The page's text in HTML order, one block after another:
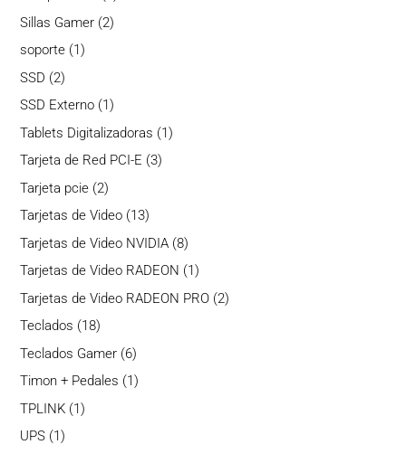
Sillas Gamer 22
soporte 1 1
SSD 22
productos
SSD Externo 1 1
producto
Tablets Digitalizadoras 11
Tarjeta de Red PCI-E 33
Tarjeta pcie 22
productos
Tarjetas de Video 1313
productos
Tarjetas de Video NVIDIA 88
productos
Tarjetas de Video RADEON 1 1
producto
Tarjetas de Video RADEON PRO 22
Teclados 1818
productos
Teclados Gamer 66
productos
Timon + Pedales 1 1
TPLINK 11
UPS 1 1